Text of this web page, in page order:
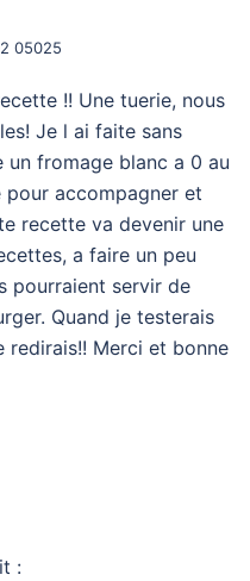
05025
!! Une tuerie, nous
Je l ai faite sans
un fromage blanc a 0 au
accompagner et
recette va devenir une
a faire un peu
pourraient servir de
Quand je testerais
redirais!! Merci et bonne
: